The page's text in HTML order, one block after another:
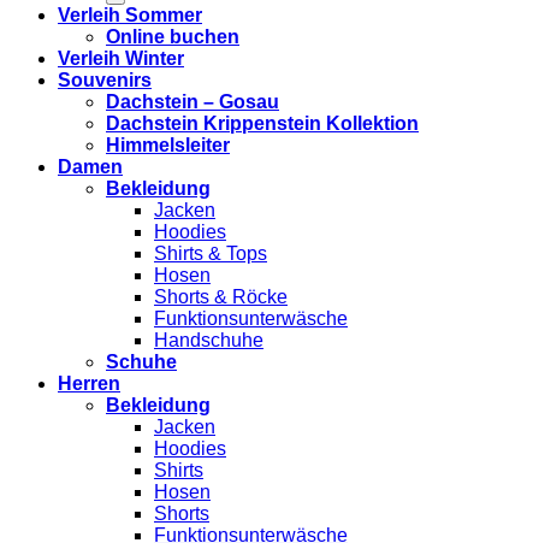
Verleih Sommer
Online buchen
Verleih Winter
Souvenirs
Dachstein – Gosau
Dachstein Krippenstein Kollektion
Himmelsleiter
Damen
Bekleidung
Jacken
Hoodies
Shirts & Tops
Hosen
Shorts & Röcke
Funktionsunterwäsche
Handschuhe
Schuhe
Herren
Bekleidung
Jacken
Hoodies
Shirts
Hosen
Shorts
Funktionsunterwäsche